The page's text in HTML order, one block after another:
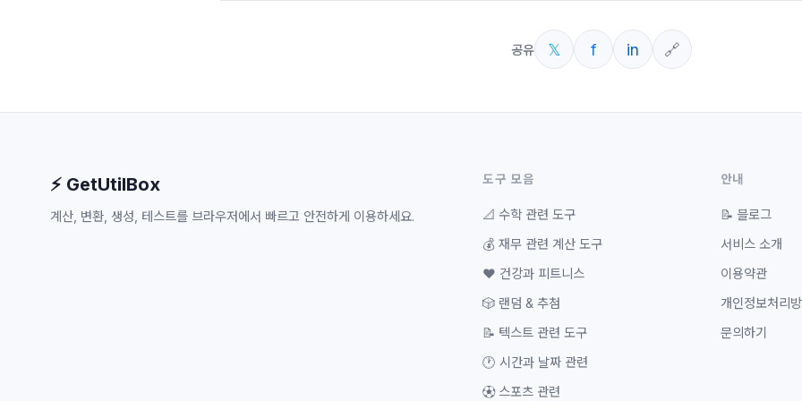
공유 𝕏 f in 🔗
⚡ GetUtilBox
계산, 변환, 생성, 테스트를 브라우저에서 빠르고 안전하게 이용하세요.
도구 모음
📐 수학 관련 도구
💰 재무 관련 계산 도구
❤️ 건강과 피트니스
🎲 랜덤 & 추첨
📝 텍스트 관련 도구
🕐 시간과 날짜 관련
⚽ 스포츠 관련
안내
📝 블로그
서비스 소개
이용약관
개인정보처리
문의하기